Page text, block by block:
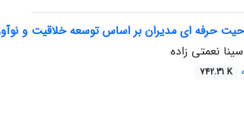
حرفه ای مدیران بر اساس توسعه خلاقیت و
نعمتی زاده
742.31 K